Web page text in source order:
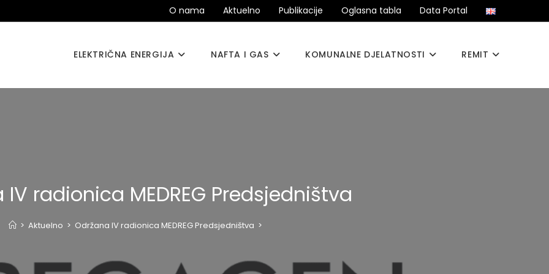
O nama Aktuelno Publikacije Oglasna tabla Data Portal
ELEKTRIČNA ENERGIJA NAFTA I GAS KOMUNALNE DJELATNOSTI REMIT
radionica MEDREG Predsjedništva
> Aktuelno > Održana IV radionica MEDREG Predsjedništva >